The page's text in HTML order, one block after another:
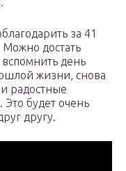
за 41
достать
день
жизни, снова
радостные
будет очень
другу.